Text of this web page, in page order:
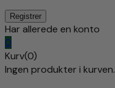
Har allerede en konto
0
Kurv(0)
Ingen produkter i kurven.